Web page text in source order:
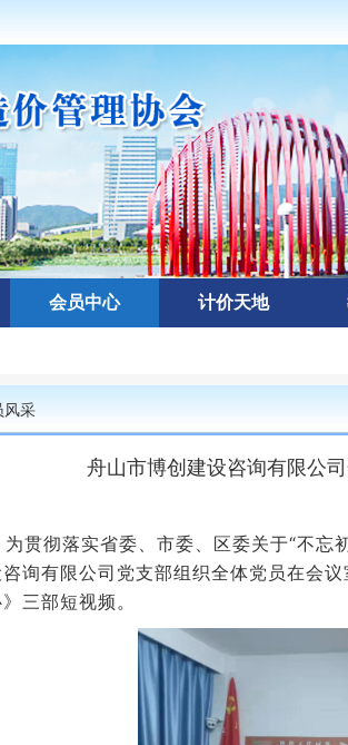
会员中心 计价天地
风采
舟山市博创建设咨询有限公
彻落实省委、市委、区委关于“不忘
询有限公司党支部组织全体党员在会
三部短视频。